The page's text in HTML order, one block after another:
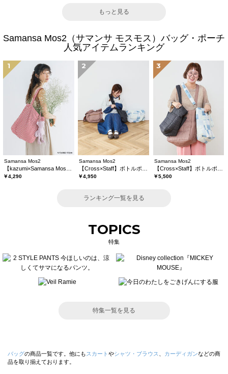
もっと見る
Samansa Mos2（サマンサ モスモス）バッグ・ポーチ
人気アイテムランキング
1
Samansa Mos2
￥4,290
2
Samansa Mos2
￥4,950
3
Samansa Mos2
￥5,500
ランキング一覧を見る
TOPICS
特集
特集一覧を見る
バッグの商品一覧です。他にも スカート やシャツ・ブラウス カーディガンなどの商
品を取り揃えております。